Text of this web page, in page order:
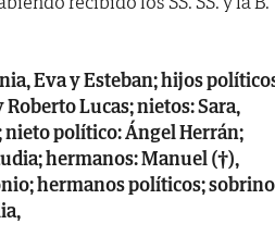
Eva y Esteban; hijos
Lucas; nietos: Sara,
nieto político: Ángel Herrán;
hermanos: Manuel (†),
hermanos políticos;